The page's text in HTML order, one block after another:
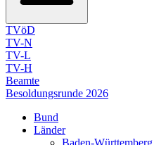
TVöD
TV-N
TV-L
TV-H
Beamte
Besoldungsrunde 2026
Bund
Länder
Baden-Württemberg